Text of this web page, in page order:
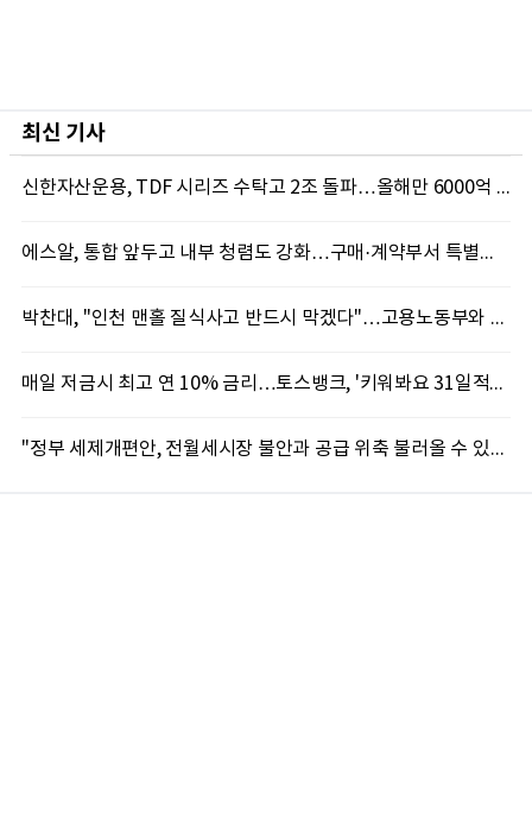
최신 기사
신한자산운용, TDF 시리즈 수탁고 2조 돌파…올해만 6000억 몰려
에스알, 통합 앞두고 내부 청렴도 강화…구매·계약부서 특별교육
박찬대, "인천 맨홀 질식사고 반드시 막겠다"…고용노동부와 안전관리 혁신 선언
매일 저금시 최고 연 10% 금리…토스뱅크, '키워봐요 31일적금' 출시
"정부 세제개편안, 전월세시장 불안과 공급 위축 불러올 수 있어"...서울시 개최 부동산 토론회